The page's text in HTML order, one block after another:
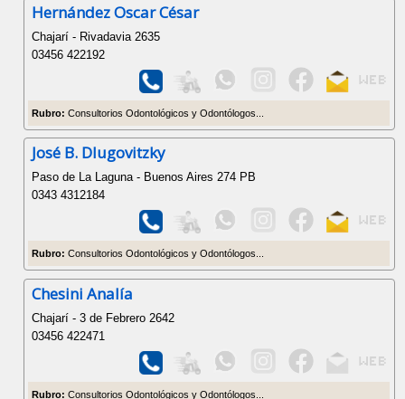
Hernández Oscar César
Chajarí - Rivadavia 2635
03456 422192
Rubro: Consultorios Odontológicos y Odontólogos...
José B. Dlugovitzky
Paso de La Laguna - Buenos Aires 274 PB
0343 4312184
Rubro: Consultorios Odontológicos y Odontólogos...
Chesini Analía
Chajarí - 3 de Febrero 2642
03456 422471
Rubro: Consultorios Odontológicos y Odontólogos...